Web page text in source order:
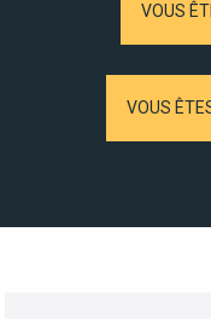
VOUS
VOUS